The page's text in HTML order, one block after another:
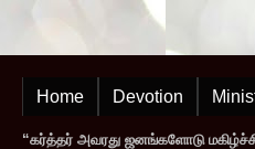
Home Devotion
“கர்த்தர் அவரது ஜனங்களோடு